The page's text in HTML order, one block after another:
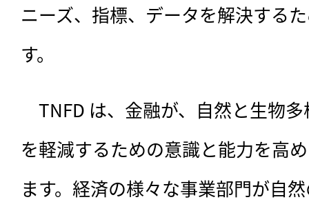
ニーズ、指標、データを解決する
す。
TNFD は、金融が、自然と生物
を軽減するための意識と能力を高
ます。経済の様々な事業部門が自